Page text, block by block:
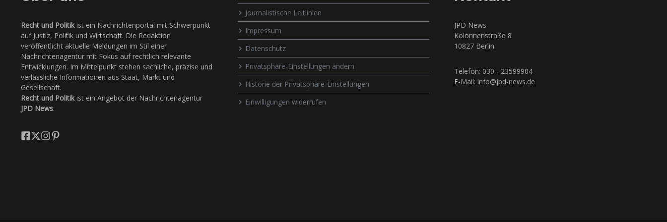
Recht und Politikist ein Nachrichtenportal mit Schwerpunkt
auf Justiz, Politik und Wirtschaft. Die Redaktion
veröffentlicht aktuelle Meldungen im Stil einer
Nachrichtenagentur mit Fokus auf rechtlich relevante
Entwicklungen. Im Mittelpunkt stehen sachliche, präzise und
verlässliche Informationen aus Staat, Markt und
Gesellschaft.
Recht und Politikist ein Angebot der Nachrichtenagentur
JPD News.
Journalistische Leitlinien
Impressum
Datenschutz
Privatsphäre-Einstellungen ändern
Historie der Privatsphäre-Einstellungen
Einwilligungen widerrufen
JPD News
Kolonnenstraße 8
10827 Berlin
Telefon: 030 - 23599904
E-Mail: info@jpd-news.de